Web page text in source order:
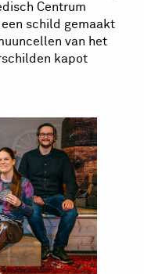
Centrum
schild gemaakt
van het
kapot